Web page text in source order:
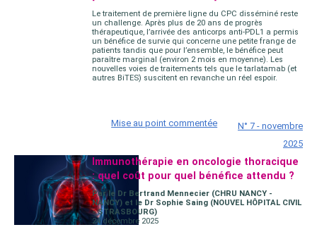
Le traitement de première ligne du CPC disséminé reste
un challenge. Après plus de 20 ans de progrès
thérapeutique, l’arrivée des anticorps anti-PDL1 a permis
un bénéfice de survie qui concerne une petite frange de
patients tandis que pour l’ensemble, le bénéfice peut
paraître marginal (environ 2 mois en moyenne). Les
nouvelles voies de traitements tels que le tarlatamab (et
autres BiTES) suscitent en revanche un réel espoir.
Mise au point commentée
N° 7 - novembre
2025
Immunothérapie en oncologie thoracique
: quel coût pour quel bénéfice attendu ?
Par le Dr Bertrand Mennecier (CHRU NANCY -
NANCY) et le Dr Sophie Saing (NOUVEL HÔPITAL CIVIL
- STRASBOURG)
24 décembre 2025